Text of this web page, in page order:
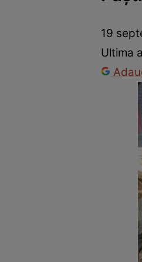
Vedete internaționale19
Ultima